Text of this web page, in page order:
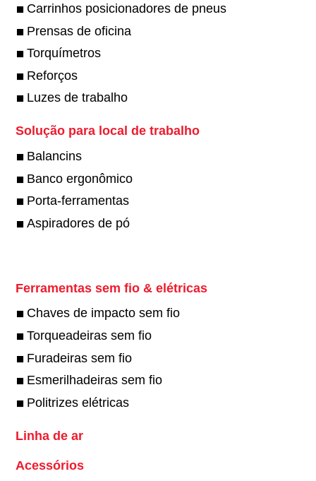
Carrinhos posicionadores de pneus
Prensas de oficina
Torquímetros
Reforços
Luzes de trabalho
Solução para local de trabalho
Balancins
Banco ergonômico
Porta-ferramentas
Aspiradores de pó
Ferramentas sem fio & elétricas
Chaves de impacto sem fio
Torqueadeiras sem fio
Furadeiras sem fio
Esmerilhadeiras sem fio
Politrizes elétricas
Linha de ar
Acessórios